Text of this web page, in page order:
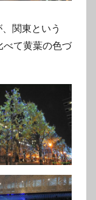
関東という
べて黄葉の色づ